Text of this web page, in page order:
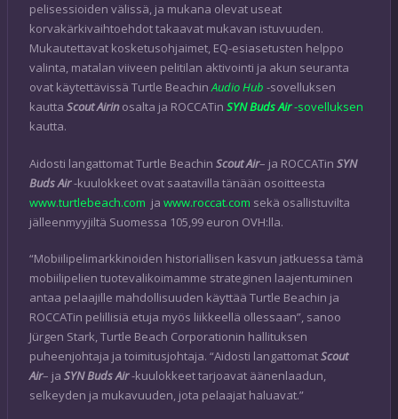
pelisessioiden välissä, ja mukana olevat useat
korvakärkivaihtoehdot takaavat mukavan istuvuuden.
Mukautettavat kosketusohjaimet, EQ-esiasetusten helppo
valinta, matalan viiveen pelitilan aktivointi ja akun seuranta
ovat käytettävissä Turtle BeachinAudio Hub -sovelluksen
kautta Scout Airinosalta ja ROCCATin SYN Buds Air-sovelluksen
kautta.
Aidosti langattomat Turtle Beachin Scout Air– ja ROCCATin SYN
Buds Air-kuulokkeet ovat saatavilla tänään osoitteesta
www.turtlebeach.com ja www.roccat.com sekä osallistuvilta
jälleenmyyjiltä Suomessa 105,99 euron OVH:lla.
“Mobiilipelimarkkinoiden historiallisen kasvun jatkuessa tämä
mobiilipelien tuotevalikoimamme strateginen laajentuminen
antaa pelaajille mahdollisuuden käyttää Turtle Beachin ja
ROCCATin pelillisiä etuja myös liikkeellä ollessaan”, sanoo
Jürgen Stark, Turtle Beach Corporationin hallituksen
puheenjohtaja ja toimitusjohtaja. “Aidosti langattomatScout
Air– ja SYN Buds Air-kuulokkeet tarjoavat äänenlaadun,
selkeyden ja mukavuuden, jota pelaajat haluavat.”